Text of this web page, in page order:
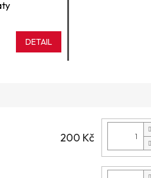
DETAIL
200 Kč